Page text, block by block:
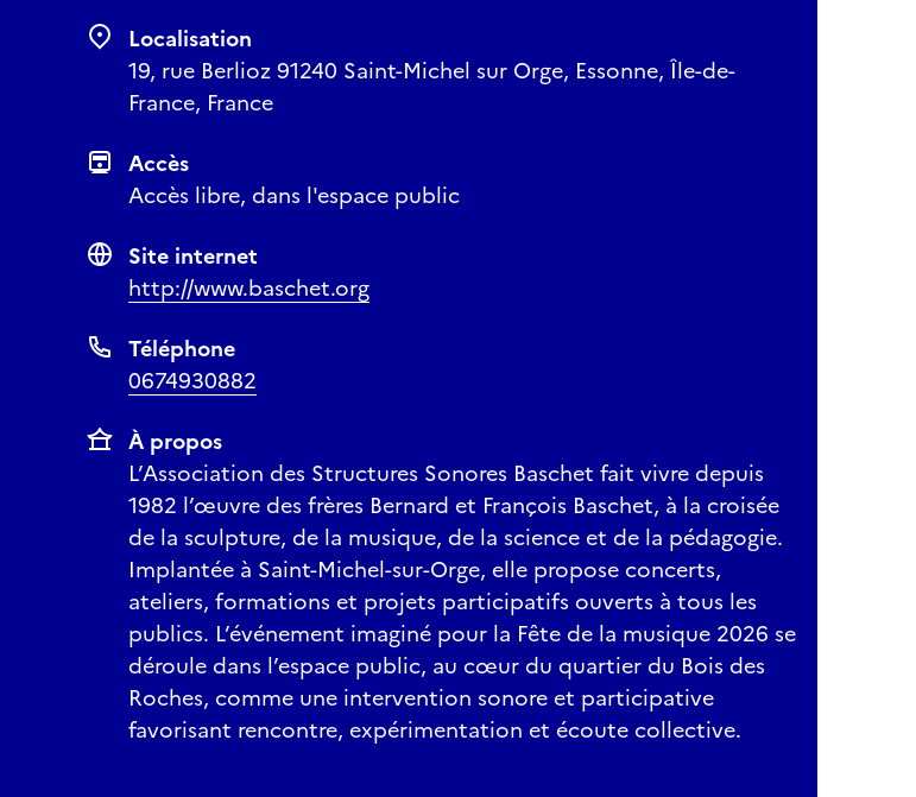
Localisation
19, rue Berlioz 91240 Saint-Michel sur Orge, Essonne, Île-de-
France, France
Accès
Accès libre, dans l'espace public
Site internet
http://www.baschet.org
Téléphone
0674930882
À propos
L’Association des Structures Sonores Baschet fait vivre depuis
1982 l’œuvre des frères Bernard et François Baschet, à la croisée
de la sculpture, de la musique, de la science et de la pédagogie.
Implantée à Saint-Michel-sur-Orge, elle propose concerts,
ateliers, formations et projets participatifs ouverts à tous les
publics. L’événement imaginé pour la Fête de la musique 2026 se
déroule dans l’espace public, au cœur du quartier du Bois des
Roches, comme une intervention sonore et participative
favorisant rencontre, expérimentation et écoute collective.